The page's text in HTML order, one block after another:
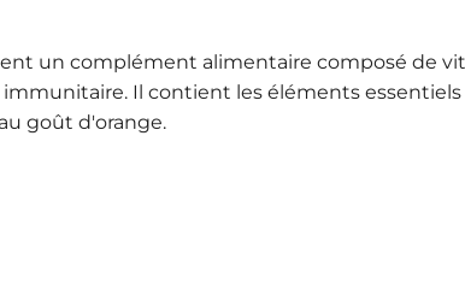
un complément alimentaire composé de
Il contient les éléments
goût d'orange.